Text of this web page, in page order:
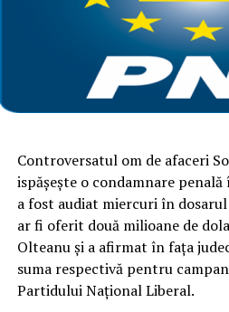
Controversatul om de afaceri
ispăşeşte o condamnare
a fost audiat miercuri în
ar fi oferit două milioane de
Olteanu şi a afirmat în faţa
suma respectivă pentru
Partidului Naţional Liberal.